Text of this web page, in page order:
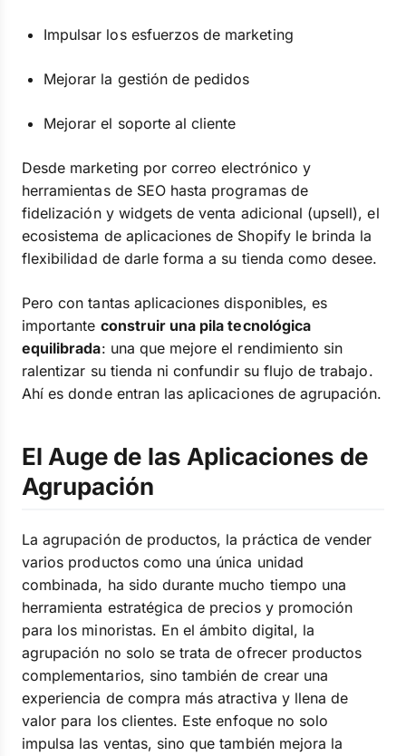
Impulsar los esfuerzos de marketing
Mejorar la gestión de pedidos
Mejorar el soporte al cliente
Desde marketing por correo electrónico y
herramientas de SEO hasta programas de
fidelización y widgets de venta adicional (upsell), el
ecosistema de aplicaciones de Shopify le brinda la
flexibilidad de darle forma a su tienda como desee.
Pero con tantas aplicaciones disponibles, es
importante construir una pila tecnológica
equilibrada: una que mejore el rendimiento sin
ralentizar su tienda ni confundir su flujo de trabajo.
Ahí es donde entran las aplicaciones de agrupación.
El Auge de las Aplicaciones de
Agrupación
La agrupación de productos, la práctica de vender
varios productos como una única unidad
combinada, ha sido durante mucho tiempo una
herramienta estratégica de precios y promoción
para los minoristas. En el ámbito digital, la
agrupación no solo se trata de ofrecer productos
complementarios, sino también de crear una
experiencia de compra más atractiva y llena de
valor para los clientes. Este enfoque no solo
impulsa las ventas, sino que también mejora la